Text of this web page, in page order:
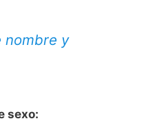
nombre y
sexo: